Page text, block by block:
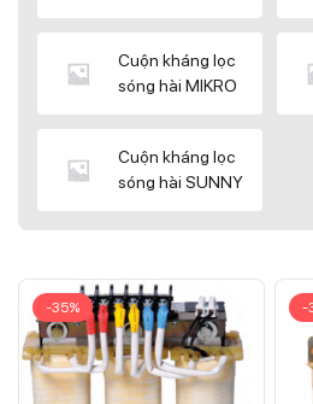
Cuộn kháng lọc
sóng hài MIKRO
Cuộn kháng lọc
sóng hài SUNNY
-35% -